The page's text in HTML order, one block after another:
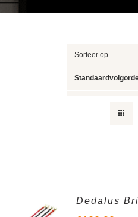
Sorteer op
12 producten
Dedalus